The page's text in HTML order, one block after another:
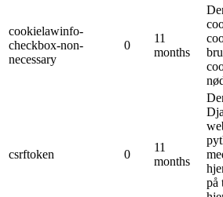
cookielawinfo-
checkbox-non-
necessary
0
11
months
csrftoken 0
11
months
på